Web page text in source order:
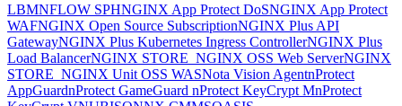
LBMNFLOW SPHNGINX App Protect DoSNGINX App Protect
WAFNGINX Open Source SubscriptionNGINX Plus API
GatewayNGINX Plus Kubernetes Ingress ControllerNGINX Plus
Load BalancerNGINX STORE_NGINX OSS Web ServerNGINX
STORE_NGINX Unit OSS WASNota Vision AgentnProtect
AppGuardnProtect GameGuard nProtect KeyCrypt MnProtect